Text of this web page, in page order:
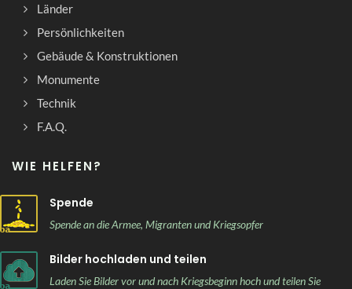
Länder
Persönlichkeiten
Gebäude & Konstruktionen
Monumente
Technik
F.A.Q.
WIE HELFEN?
Spende
Spende an die Armee, Migranten und Kriegsopfer
Bilder hochladen und teilen
Laden Sie Bilder vor und nach Kriegsbeginn hoch und teilen Sie